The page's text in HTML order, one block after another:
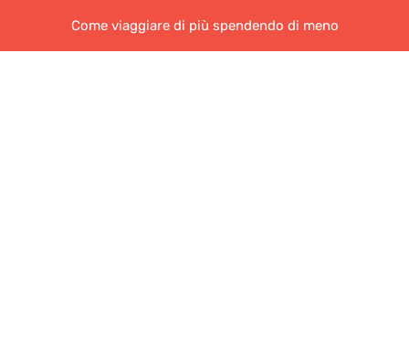
Come viaggiare di più spendendo di meno